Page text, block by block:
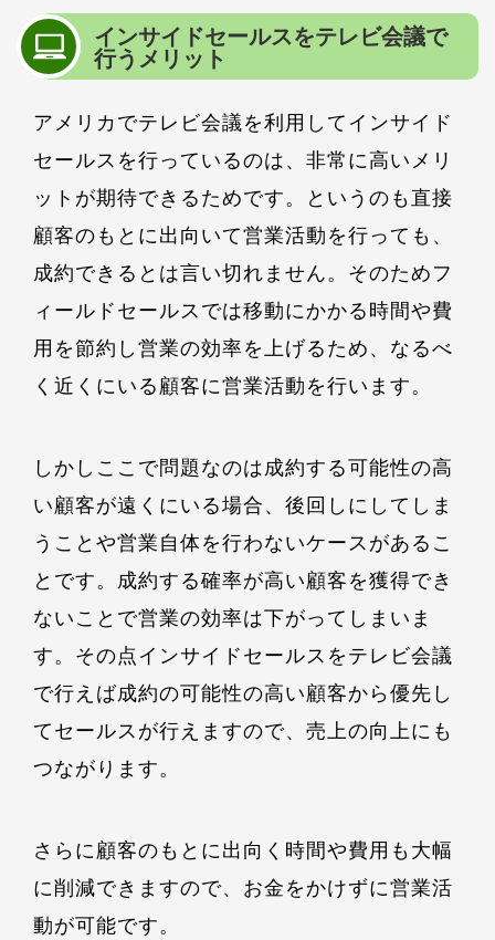
インサイドセールスをテレビ会議で
行うメリット
アメリカでテレビ会議を利用してインサイド
セールスを行っているのは、非常に高いメリ
ットが期待できるためです。というのも直接
顧客のもとに出向いて営業活動を行っても、
成約できるとは言い切れません。そのためフ
ィールドセールスでは移動にかかる時間や費
用を節約し営業の効率を上げるため、なるべ
く近くにいる顧客に営業活動を行います。
しかしここで問題なのは成約する可能性の高
い顧客が遠くにいる場合、後回しにしてしま
うことや営業自体を行わないケースがあるこ
とです。成約する確率が高い顧客を獲得でき
ないことで営業の効率は下がってしまいま
す。その点インサイドセールスをテレビ会議
で行えば成約の可能性の高い顧客から優先し
てセールスが行えますので、売上の向上にも
つながります。
さらに顧客のもとに出向く時間や費用も大幅
に削減できますので、お金をかけずに営業活
動が可能です。